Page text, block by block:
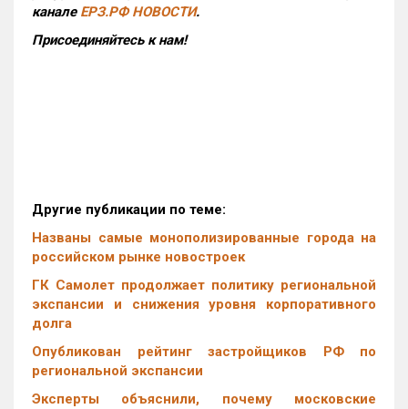
канале ЕРЗ.РФ НОВОСТИ.
Присоединяйтесь к нам!
Другие публикации по теме:
Названы самые монополизированные города на
российском рынке новостроек
ГК Самолет продолжает политику региональной
экспансии и снижения уровня корпоративного
долга
Опубликован рейтинг застройщиков РФ по
региональной экспансии
Эксперты объяснили, почему московские